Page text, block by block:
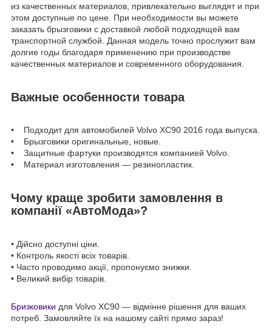
из качественных материалов, привлекательно выглядят и при
этом доступные по цене. При необходимости вы можете
заказать брызговики с доставкой любой подходящей вам
транспортной службой. Данная модель точно прослужит вам
долгие годы благодаря применению при производстве
качественных материалов и современного оборудования.
Важные особенности товара
• Подходит для автомобилей Volvo XC90 2016 года выпуска.
• Брызговики оригинальные, новые.
• Защитные фартуки производятся компанией Volvo.
• Материал изготовления — резинопластик.
Чому краще зробити замовлення в
компанії «АвтоМода»?
• Дійсно доступні ціни.
• Контроль якості всіх товарів.
• Часто проводимо акції, пропонуємо знижки.
• Великий вибір товарів.
Бризковики для Volvo XC90 — відмінне рішення для ваших
потреб. Замовляйте їх на нашому сайті прямо зараз!